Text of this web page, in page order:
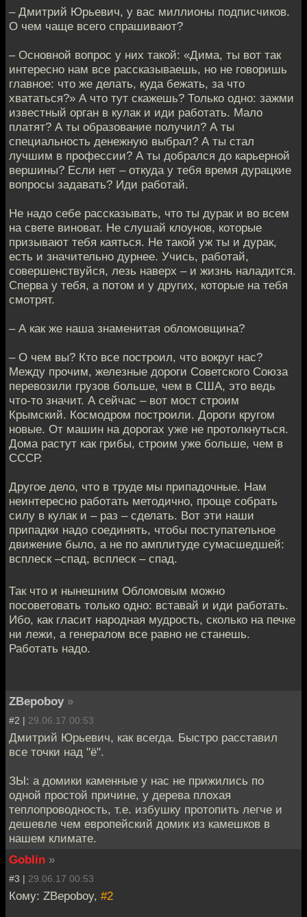
– Дмитрий Юрьевич, у вас миллионы подписчиков.
О чем чаще всего спрашивают?
– Основной вопрос у них такой: «Дима, ты вот так
интересно нам все рассказываешь, но не говоришь
главное: что же делать, куда бежать, за что
хвататься?» А что тут скажешь? Только одно: зажми
известный орган в кулак и иди работать. Мало
платят? А ты образование получил? А ты
специальность денежную выбрал? А ты стал
лучшим в профессии? А ты добрался до карьерной
вершины? Если нет – откуда у тебя время дурацкие
вопросы задавать? Иди работай.
Не надо себе рассказывать, что ты дурак и во всем
на свете виноват. Не слушай клоунов, которые
призывают тебя каяться. Не такой уж ты и дурак,
есть и значительно дурнее. Учись, работай,
совершенствуйся, лезь наверх – и жизнь наладится.
Сперва у тебя, а потом и у других, которые на тебя
смотрят.
– А как же наша знаменитая обломовщина?
– О чем вы? Кто все построил, что вокруг нас?
Между прочим, железные дороги Советского Союза
перевозили грузов больше, чем в США, это ведь
что-то значит. А сейчас – вот мост строим
Крымский. Космодром построили. Дороги кругом
новые. От машин на дорогах уже не протолкнуться.
Дома растут как грибы, строим уже больше, чем в
СССР.
Другое дело, что в труде мы припадочные. Нам
неинтересно работать методично, проще собрать
силу в кулак и – раз – сделать. Вот эти наши
припадки надо соединять, чтобы поступательное
движение было, а не по амплитуде сумасшедшей:
всплеск –спад, всплеск – спад.
Так что и нынешним Обломовым можно
посоветовать только одно: вставай и иди работать.
Ибо, как гласит народная мудрость, сколько на печке
ни лежи, а генералом все равно не станешь.
Работать надо.
ZBepoboy »
#2 | 29.06.17 00:53
Дмитрий Юрьевич, как всегда. Быстро расставил
все точки над "ё".
ЗЫ: а домики каменные у нас не прижились по
одной простой причине, у дерева плохая
теплопроводность, т.е. избушку протопить легче и
дешевле чем европейский домик из камешков в
нашем климате.
Goblin »
#3 | 29.06.17 00:53
Кому: ZBepoboy, #2